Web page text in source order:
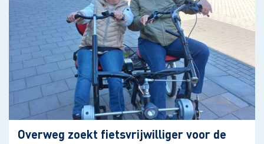
Overweg zoekt fietsvrijwilliger voor de